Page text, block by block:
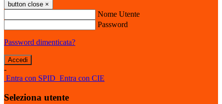
button close ×
Nome Utente
Password
Password dimenticata?
-
Entra con SPID Entra con CIE
Seleziona utente